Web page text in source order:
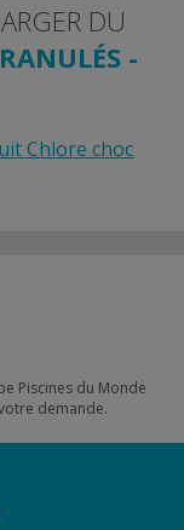
DU
-
Chlore choc
Piscines du Monde
demande.